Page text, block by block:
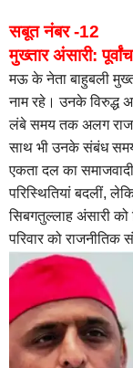
सबूत नंबर -12
मुख्तार अंसारी:
मऊ के नेता बाहुबली
नाम रहे। उनके विरुद्ध
लंबे समय तक अलग
साथ भी उनके संबंध
एकता दल का
परिस्थितियां बदलीं,
सिबगतुल्लाह अंसारी को
परिवार को राजनीतिक